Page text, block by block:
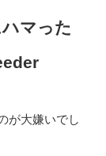
マった
が大嫌いでし